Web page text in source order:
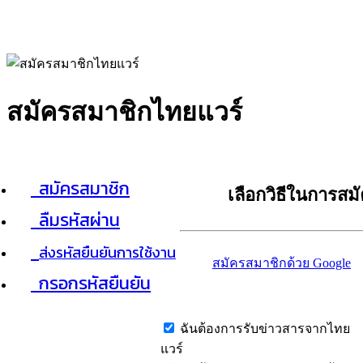
สมัครสมาชิกไทยแวร์
สมัครสมาชิก
ลืมรหัสผ่าน
ส่งรหัสยืนยันการใช้งาน
กรอกรหัสยืนยัน
เลือกวิธีในการส
สมัครสมาชิกด้วย Google
ฉันต้องการรับข่าวสารจากไทย
แวร์